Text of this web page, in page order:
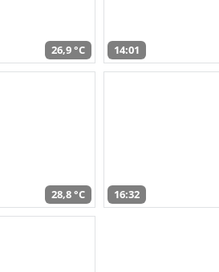
26,9 °C 14:01
28,8 °C 16:32